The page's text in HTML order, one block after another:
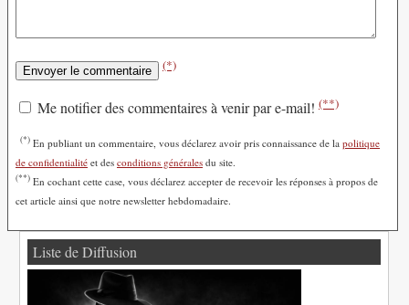
(*)
Me notifier des commentaires à venir par e-mail! (**)
(*) En publiant un commentaire, vous déclarez avoir pris connaissance de la politique
de confidentialité et des conditions générales du site.
(**) En cochant cette case, vous déclarez accepter de recevoir les réponses à propos de
cet article ainsi que notre newsletter hebdomadaire.
Liste de Diffusion